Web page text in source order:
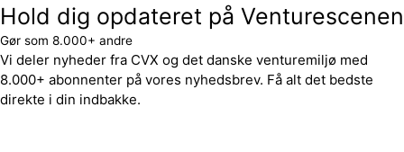
Hold dig opdateret på Venturescenen
Gør som 8.000+ andre
Vi deler nyheder fra CVX og det danske venturemiljø med
8.000+ abonnenter på vores nyhedsbrev. Få alt det bedste
direkte i din indbakke.